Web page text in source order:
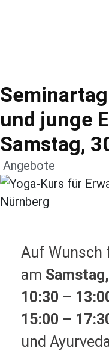
und junge
Samstag,
Angebote
Auf Wunsch
am
10:30 –
15:00 –
und